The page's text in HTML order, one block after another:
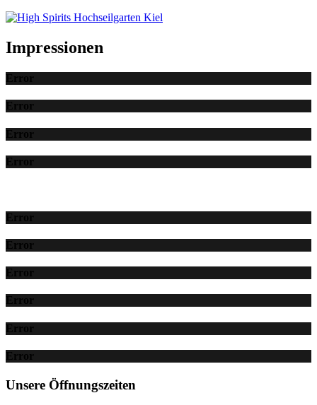
Impressionen
Error
Error
Error
Error
Error
Error
Error
Error
Error
Error
Unsere Öffnungszeiten